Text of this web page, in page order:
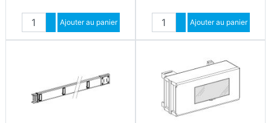
Quantité
Augmenter quantité
Diminuer quantité
Ajouter au panier Quantité
Augmenter quantité
Diminuer quantité
Ajouter au panier